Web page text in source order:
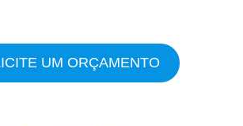
UM ORÇAMENTO